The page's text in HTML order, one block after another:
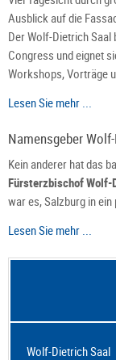
Ausblick auf die
Der Wolf-Dietrich
Congress und eignet
Workshops, Vorträge
Lesen Sie mehr ...
Namensgeber
Kein anderer hat das
Fürsterzbischof Wolf-
war es, Salzburg in
Lesen Sie mehr ...
Wolf-Dietrich Saal